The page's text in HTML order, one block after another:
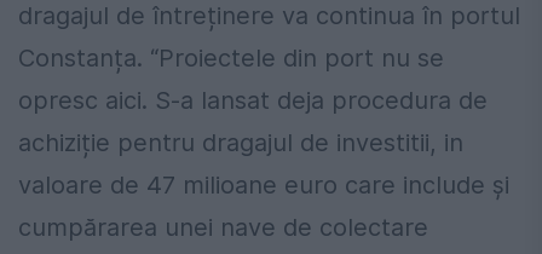
dragajul de întreținere va continua în portul
Constanța. “Proiectele din port nu se
opresc aici. S-a lansat deja procedura de
achiziție pentru dragajul de investitii, in
valoare de 47 milioane euro care include și
cumpărarea unei nave de colectare